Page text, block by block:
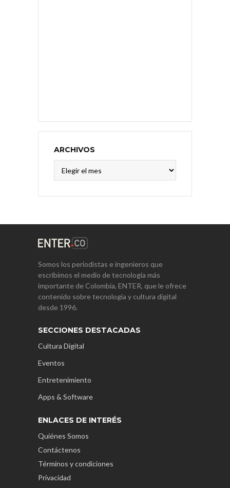
ARCHIVOS
Somos los periodistas e ingenieros que
escribimos el medio de tecnología más
importante de Colombia, ENTER, que le ofrece
contenido sobre tecnología y cultura digital
desde 1996.
SECCIONES DESTACADAS
Cultura Digital
Eventos
Entretenimiento
Apps & Software
ENLACES DE INTERÉS
Quiénes Somos
Contáctenos
Términos y condiciones
Privacidad